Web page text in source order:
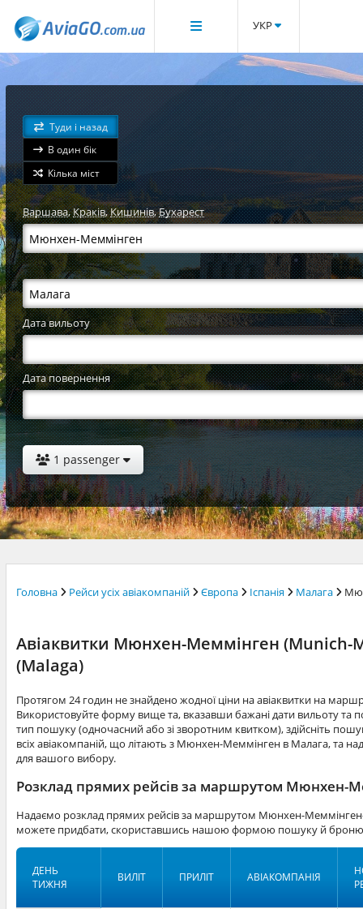
УКР
Туди і назад
В один бік
Кілька міст
Варшава,Краків,Кишинів,Бухарест
Дата вильоту
Дата повернення
1 passenger
Головна Рейси усіх авіакомпаній Європа Іспанія Малага
Авіаквитки Мюнхен-Меммінген (Munich-
(Malaga)
Протягом 24 годин не знайдено жодної ціни на авіаквитки на
Використовуйте форму вище та, вказавши бажані дати вильоту та
тип пошуку (одночасний або зі зворотним квитком), здійсніть
всіх авіакомпаній, що літають з Мюнхен-Меммінген в Малага, та
для вашого вибору.
Розклад прямих рейсів за маршрутом Мюнхен-
Надаємо розклад прямих рейсів за маршрутом Мюнхен-
можете придбати, скориставшись нашою формою пошуку й
ДЕНЬ
ТИЖНЯ
ВИЛІТ ПРИЛІТ АВІАКОМПАНІЯ